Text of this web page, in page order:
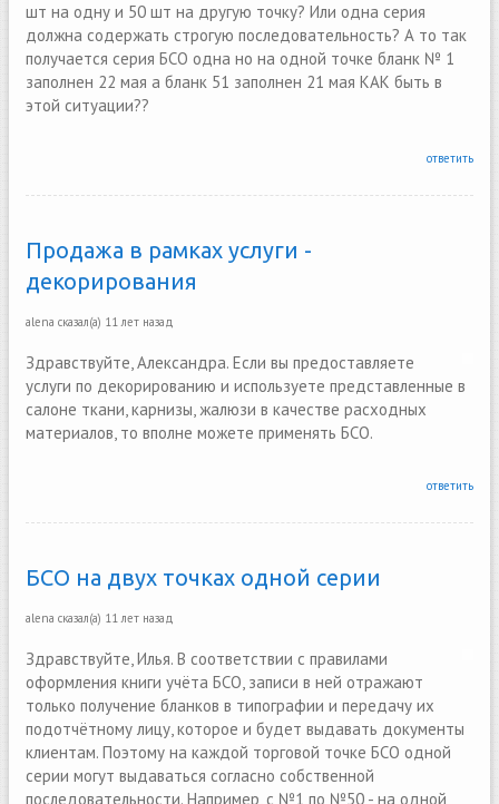
шт на одну и 50 шт на другую точку? Или одна серия
должна содержать строгую последовательность? А то так
получается серия БСО одна но на одной точке бланк № 1
заполнен 22 мая а бланк 51 заполнен 21 мая КАК быть в
этой ситуации??
ответить
Продажа в рамках услуги -
декорирования
alena сказал(а) 11 лет назад
Здравствуйте, Александра. Если вы предоставляете
услуги по декорированию и используете представленные в
салоне ткани, карнизы, жалюзи в качестве расходных
материалов, то вполне можете применять БСО.
ответить
БСО на двух точках одной серии
alena сказал(а) 11 лет назад
Здравствуйте, Илья. В соответствии с правилами
оформления книги учёта БСО, записи в ней отражают
только получение бланков в типографии и передачу их
подотчётному лицу, которое и будет выдавать документы
клиентам. Поэтому на каждой торговой точке БСО одной
серии могут выдаваться согласно собственной
последовательности. Например, с №1 по №50 - на одной